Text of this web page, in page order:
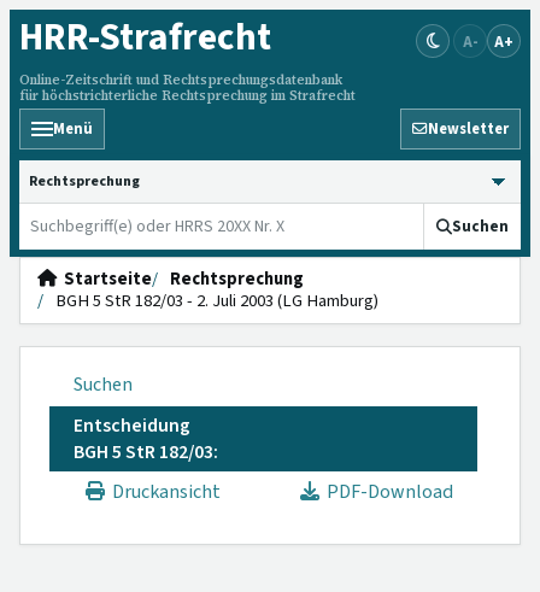
HRR-Strafrecht
Online-Zeitschrift und Rechtsprechungsdatenbank
für höchstrichterliche Rechtsprechung im Strafrecht
A- A+
Menü Newsletter
HRRS durchsuchen
Suchen
Startseite
Rechtsprechung
BGH 5 StR 182/03 - 2. Juli 2003 (LG Hamburg)
Suchen
Entscheidung
BGH 5 StR 182/03:
Druckansicht
PDF-Download